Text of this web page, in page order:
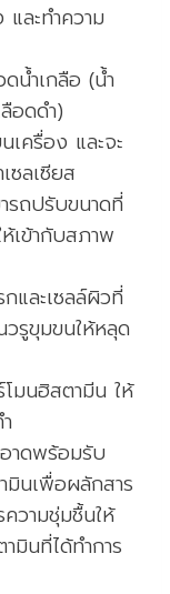
และทำความ
น้ำเกลือ (น้ำ
อดดำ)
เครื่อง และจะ
ลเซียส
รถปรับขนาดที่
เข้ากับสภาพ
และเซลล์ผิวที่
รูขุมขนให้หลุด
มนฮิสตามีน ให้
าดพร้อมรับ
มินเพื่อผลักสาร
ความชุ่มชื้นให้
มินที่ได้ทำการ